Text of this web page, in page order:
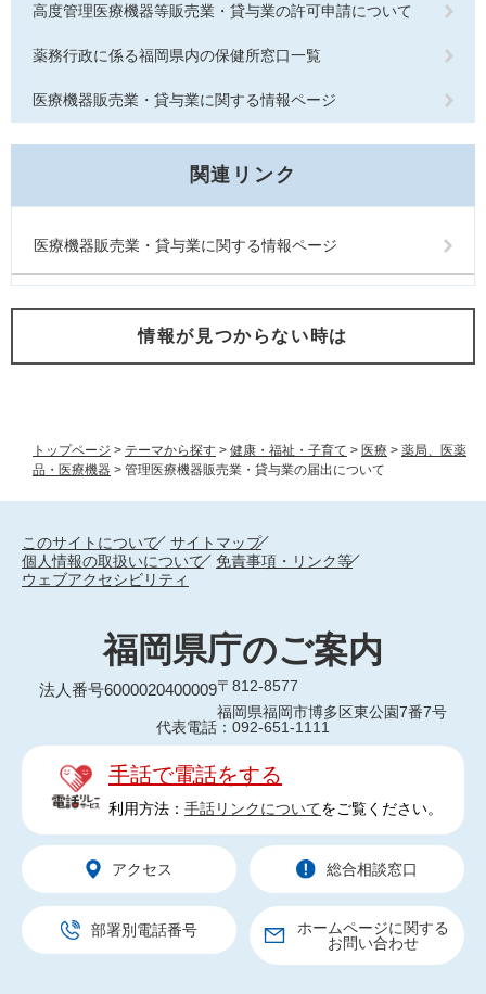
トップページ > テーマから探す > 健康・福祉・子育て > 医療 > 薬局、医薬
品・医療機器 > 管理医療機器販売業・貸与業の届出について
高度管理医療機器等販売業・貸与業の許可申請について
薬務行政に係る福岡県内の保健所窓口一覧
医療機器販売業・貸与業に関する情報ページ
関連リンク
医療機器販売業・貸与業に関する情報ページ
情報が見つからない時は
このサイトについて
サイトマップ
個人情報の取扱いについて
免責事項・リンク等
ウェブアクセシビリティ
福岡県庁のご案内
法人番号6000020400009〒812-8577
福岡県福岡市博多区東公園7番7号
代表電話：092-651-1111
手話で電話をする
利用方法： 手話リンクについてをご覧ください。
アクセス 総合相談窓口
部署別電話番号
ホームページに関する
お問い合わせ